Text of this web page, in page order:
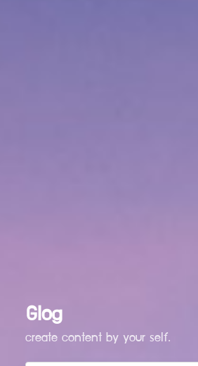
Glog
create content by your self.